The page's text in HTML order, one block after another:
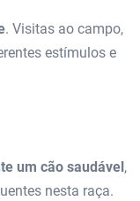
. Visitas ao campo,
estímulos e
um cão saudável,
nesta raça.